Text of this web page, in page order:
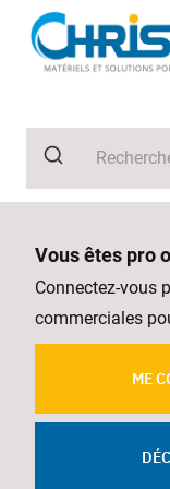
Vous êtes pro
Connectez-vous
commerciales
ME